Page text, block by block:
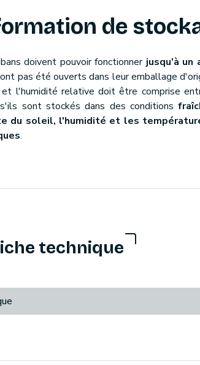
de
doivent pouvoir fonctionner jusqu'à un
pas été ouverts dans leur emballage
et l'humidité relative doit être comprise
s'ils sont stockés dans des conditions
du soleil, l'humidité et les
.
technique